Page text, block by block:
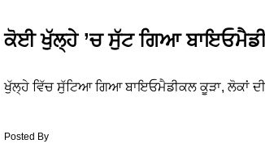
ਕੋਈ ਖੁੱਲ੍ਹੇ ’ਚ ਸੁੱਟ ਗਿਆ
ਖੁੱਲ੍ਹੇ ਵਿੱਚ ਸੁੱਟਿਆ ਗਿਆ ਬਾਇਓਮੈਡੀਕਲ ਕੂੜਾ, ਲੋਕਾਂ
Posted By